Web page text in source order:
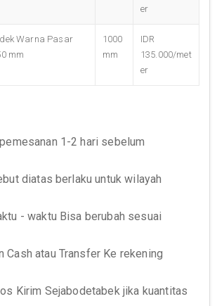
er
Warna Pasar
mm
1000
mm
IDR
135.000/met
er
1-2 hari sebelum
diatas berlaku untuk wilayah
- waktu Bisa berubah sesuai
Cash atau Transfer Ke rekening
Kirim Sejabodetabek jika kuantitas